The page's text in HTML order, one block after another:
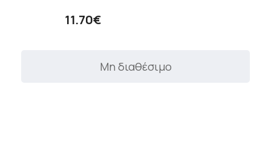
11.70€
Μη διαθέσιμο